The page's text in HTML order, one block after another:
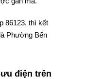
86123, thì kết
Phường Bến
điện trên